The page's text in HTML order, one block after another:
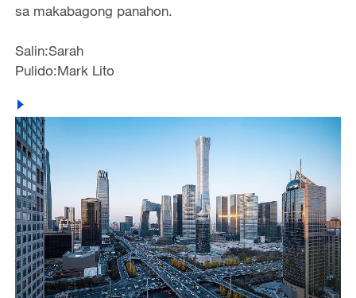
sa makabagong panahon.
Salin:Sarah
Pulido:Mark Lito